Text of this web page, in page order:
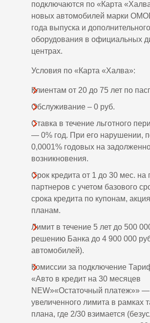
подключаются по «Карта
новых автомобилей марки
года выпуска и дополнительного
оборудования в официальных
центрах.
Условия по «Карта «Халва»:
Клиентам от 20 до 75 лет по
Обслуживание – 0 руб.
Ставка в течение льготного
— 0% год. При его нарушении,
0,0001% годовых на
возникновения.
Срок кредита от 1 до 30 мес. на
партнеров с учетом базового
срока кредита по купонам,
планам.
Лимит в течение 5 лет до 500
решению Банка до 4 900 000
автомобилей).
Комиссии за подключение
«Авто в кредит на 30 месяцев
NEW»«Остаточный платеж»»
увеличенного лимита в рамках
плана, где 2/30 взимается